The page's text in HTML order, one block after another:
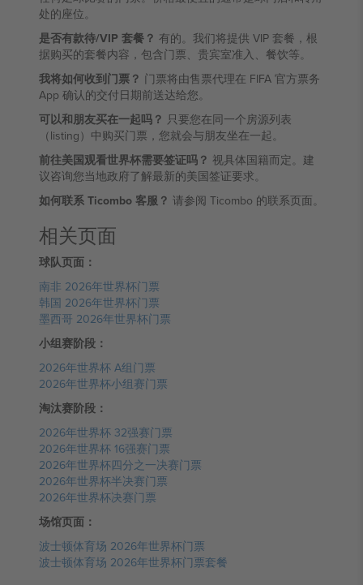
处的座位。
是否有款待/VIP 套餐？ 有的。我们将提供 VIP 套餐，根
据购买的套餐内容，包含门票、贵宾室准入、餐饮等。
我将如何收到门票？ 门票将由售票代理在 FIFA 官方票务
App 确认的交付日期前送达给您。
可以和朋友买在一起吗？ 只要您在同一个房源列表
（listing）中购买门票，您就会与朋友坐在一起。
前往美国观看世界杯需要签证吗？ 视具体国籍而定。建
议咨询您当地政府了解最新的美国签证要求。
如何联系 Ticombo 客服？ 请参阅 Ticombo 的联系页面。
相关页面
球队页面：
南非 2026年世界杯门票
韩国 2026年世界杯门票
墨西哥 2026年世界杯门票
小组赛阶段：
2026年世界杯 A组门票
2026年世界杯小组赛门票
淘汰赛阶段：
2026年世界杯 32强赛门票
2026年世界杯 16强赛门票
2026年世界杯四分之一决赛门票
2026年世界杯半决赛门票
2026年世界杯决赛门票
场馆页面：
波士顿体育场 2026年世界杯门票
波士顿体育场 2026年世界杯门票套餐